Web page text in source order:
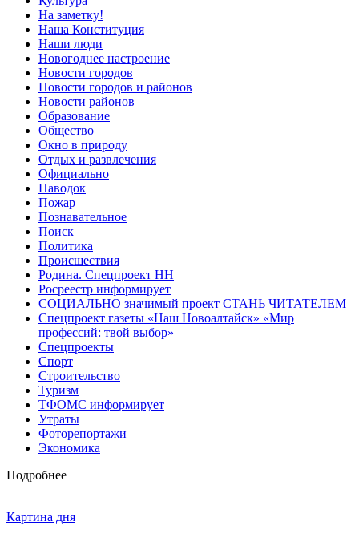
На заметку!
Наша Конституция
Наши люди
Новогоднее настроение
Новости городов
Новости городов и районов
Новости районов
Образование
Общество
Окно в природу
Отдых и развлечения
Официально
Паводок
Пожар
Познавательное
Поиск
Политика
Происшествия
Родина. Спецпроект НН
Росреестр информирует
СОЦИАЛЬНО значимый проект СТАНЬ ЧИТАТЕЛЕМ
Спецпроект газеты «Наш Новоалтайск» «Мир
профессий: твой выбор»
Спецпроекты
Спорт
Строительство
Туризм
ТФОМС информирует
Утраты
Фоторепортажи
Экономика
Подробнее
Картина дня